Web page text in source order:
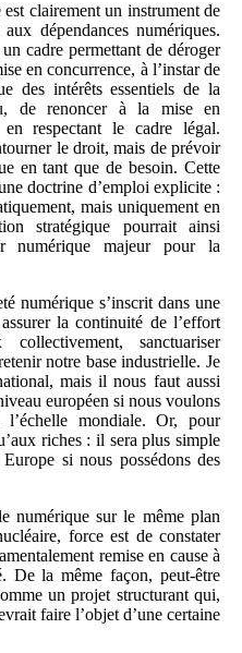
clairement un instrument de
dépendances numériques.
cadre permettant de déroger
en concurrence, à l’instar de
des intérêts essentiels de la
de renoncer à la mise en
en respectant le cadre légal.
le droit, mais de prévoir
en tant que de besoin. Cette
doctrine d’emploi explicite :
mais uniquement en
stratégique pourrait ainsi
numérique majeur pour la
numérique s’inscrit dans une
la continuité de l’effort
sanctuariser
notre base industrielle. Je
mais il nous faut aussi
européen si nous voulons
mondiale. Or, pour
riches : il sera plus simple
si nous possédons des
numérique sur le même plan
force est de constater
remise en cause à
De la même façon, peut-être
un projet structurant qui,
faire l’objet d’une certaine